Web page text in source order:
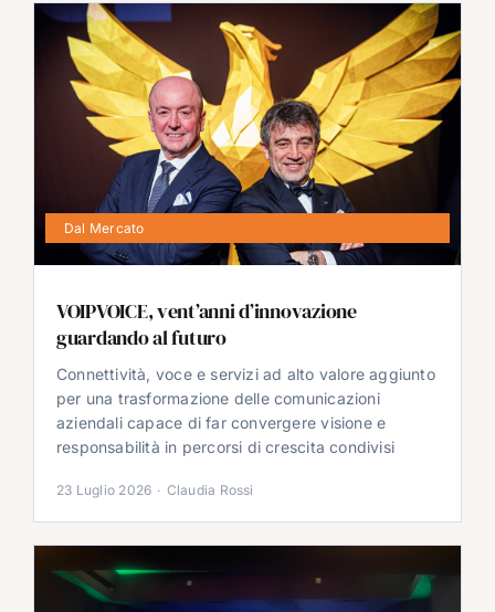
Dal Mercato
VOIPVOICE, vent’anni d’innovazione
guardando al futuro
Connettività, voce e servizi ad alto valore aggiunto
per una trasformazione delle comunicazioni
aziendali capace di far convergere visione e
responsabilità in percorsi di crescita condivisi
23 Luglio 2026 · Claudia Rossi